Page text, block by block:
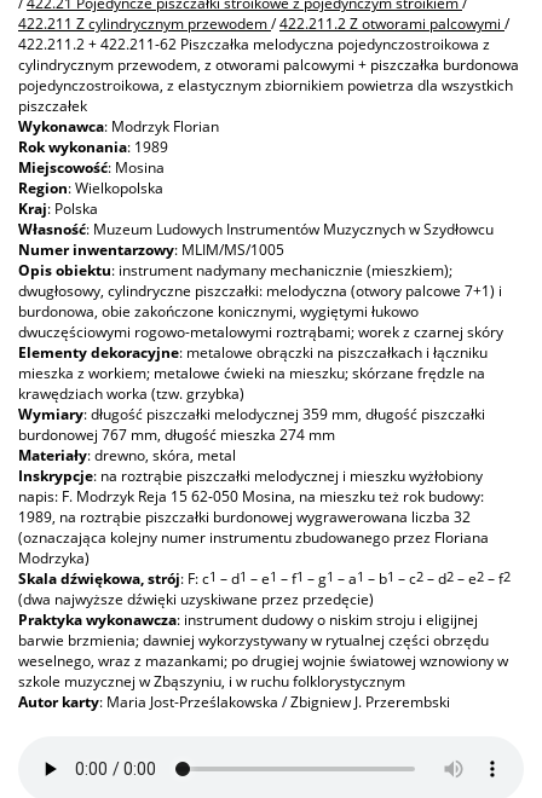
422.211 Z cylindrycznym przewodem/422.211.2 Z otworami palcowymi /
422.211.2 + 422.211-62 Piszczałka melodyczna pojedynczostroikowa z
cylindrycznym przewodem, z otworami palcowymi + piszczałka burdonowa
pojedynczostroikowa, z elastycznym zbiornikiem powietrza dla wszystkich
piszczałek
Wykonawca: Modrzyk Florian
Rok wykonania: 1989
Miejscowość: Mosina
Region: Wielkopolska
Kraj: Polska
Własność: Muzeum Ludowych Instrumentów Muzycznych w Szydłowcu
Numer inwentarzowy: MLIM/MS/1005
Opis obiektu: instrument nadymany mechanicznie (mieszkiem);
dwugłosowy, cylindryczne piszczałki: melodyczna (otwory palcowe 7+1) i
burdonowa, obie zakończone konicznymi, wygiętymi łukowo
dwuczęściowymi rogowo-metalowymi roztrąbami; worek z czarnej skóry
Elementy dekoracyjne: metalowe obrączki na piszczałkach i łączniku
mieszka z workiem; metalowe ćwieki na mieszku; skórzane frędzle na
krawędziach worka (tzw. grzybka)
Wymiary: długość piszczałki melodycznej 359 mm, długość piszczałki
burdonowej 767 mm, długość mieszka 274 mm
Materiały: drewno, skóra, metal
Inskrypcje: na roztrąbie piszczałki melodycznej i mieszku wyżłobiony
napis: F. Modrzyk Reja 15 62-050 Mosina, na mieszku też rok budowy:
1989, na roztrąbie piszczałki burdonowej wygrawerowana liczba 32
(oznaczająca kolejny numer instrumentu zbudowanego przez Floriana
Modrzyka)
Skala dźwiękowa, strój: F: c1 – d1 – e1 – f1 – g1 – a1 – b1 – c2 – d2 – e2 – f2
(dwa najwyższe dźwięki uzyskiwane przez przedęcie)
Praktyka wykonawcza: instrument dudowy o niskim stroju i eligijnej
barwie brzmienia; dawniej wykorzystywany w rytualnej części obrzędu
weselnego, wraz z mazankami; po drugiej wojnie światowej wznowiony w
szkole muzycznej w Zbąszyniu, i w ruchu folklorystycznym
Autor karty: Maria Jost-Prześlakowska / Zbigniew J. Przerembski